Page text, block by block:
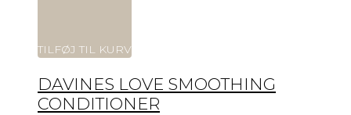
TILFØJ TIL KURV
DAVINES LOVE SMOOTHING
CONDITIONER